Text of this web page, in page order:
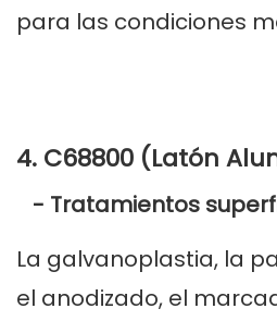
para las condiciones
4. C68800 (Latón
- Tratamientos
La galvanoplastia, la
el anodizado, el